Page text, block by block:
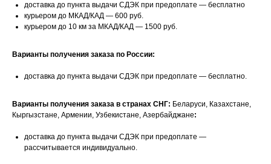
доставка до пункта выдачи СДЭК при предоплате — бесплатно
курьером до МКАД/КАД — 600 руб.
курьером до 10 км за МКАД/КАД — 1500 руб.
Варианты получения заказа по России:
доставка до пункта выдачи СДЭК при предоплате — бесплатно.
Варианты получения заказа в странах СНГ: Беларуси, Казахстане,
Кыргызстане, Армении, Узбекистане, Азербайджане:
доставка до пункта выдачи СДЭК при предоплате —
рассчитывается индивидуально.